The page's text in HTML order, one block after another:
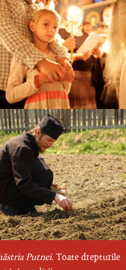
Putnei. Toate drepturile